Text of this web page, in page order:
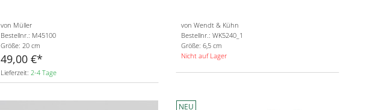
von Müller
Bestellnr.: M45100
Größe: 20 cm
49,00 €
Lieferzeit: 2-4 Tage
von Wendt & Kühn
Bestellnr.: WK5240_1
Größe: 6,5 cm
Nicht auf Lager
NEU